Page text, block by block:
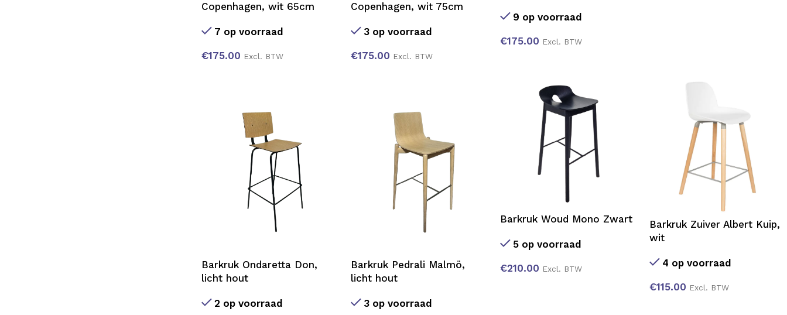
Copenhagen, wit 65cm
7 op voorraad
€175.00 Excl. BTW
Copenhagen, wit 75cm
3 op voorraad
€175.00 Excl. BTW
9 op voorraad
€175.00 Excl. BTW
Barkruk Ondaretta Don,
licht hout
2 op voorraad
Barkruk Pedrali Malmö,
licht hout
3 op voorraad
Barkruk Woud Mono Zwart
5 op voorraad
€210.00 Excl. BTW
Barkruk Zuiver Albert Kuip,
wit
4 op voorraad
€115.00 Excl. BTW